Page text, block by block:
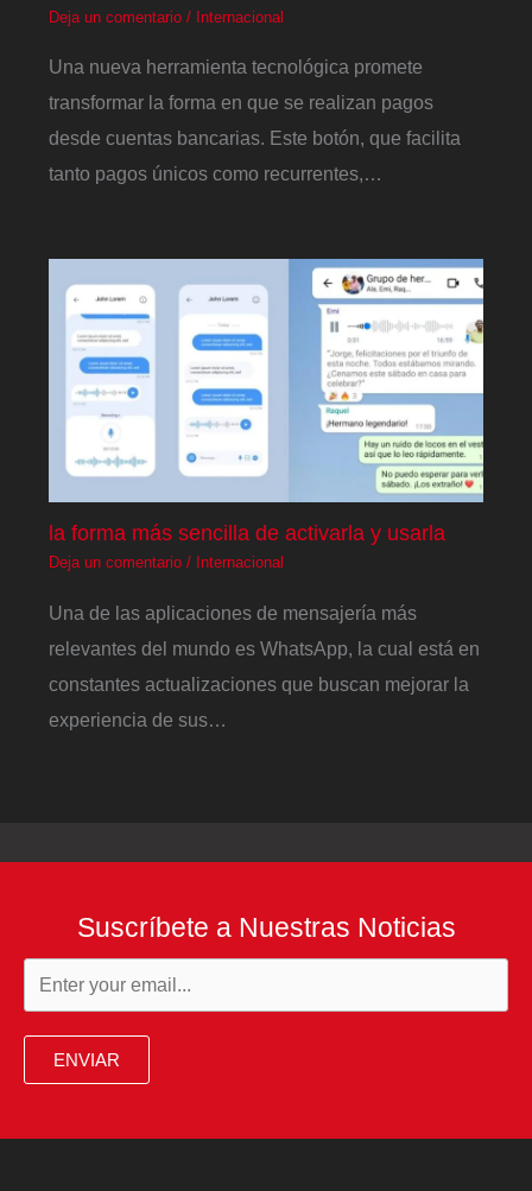
Deja un comentario / Internacional
Una nueva herramienta tecnológica promete
transformar la forma en que se realizan pagos
desde cuentas bancarias. Este botón, que facilita
tanto pagos únicos como recurrentes,…
la forma más sencilla de activarla y usarla
Deja un comentario / Internacional
Una de las aplicaciones de mensajería más
relevantes del mundo es WhatsApp, la cual está en
constantes actualizaciones que buscan mejorar la
experiencia de sus…
Suscríbete a Nuestras Noticias
ENVIAR